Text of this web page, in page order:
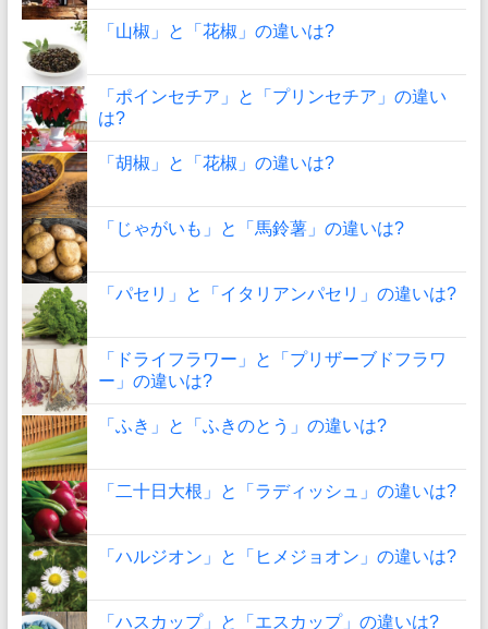
「山椒」と「花椒」の違いは?
「ポインセチア」と「プリンセチア」の違い
は?
「胡椒」と「花椒」の違いは?
「じゃがいも」と「馬鈴薯」の違いは?
「パセリ」と「イタリアンパセリ」の違いは?
「ドライフラワー」と「プリザーブドフラワ
ー」の違いは?
「ふき」と「ふきのとう」の違いは?
「二十日大根」と「ラディッシュ」の違いは?
「ハルジオン」と「ヒメジョオン」の違いは?
「ハスカップ」と「エスカップ」の違いは?